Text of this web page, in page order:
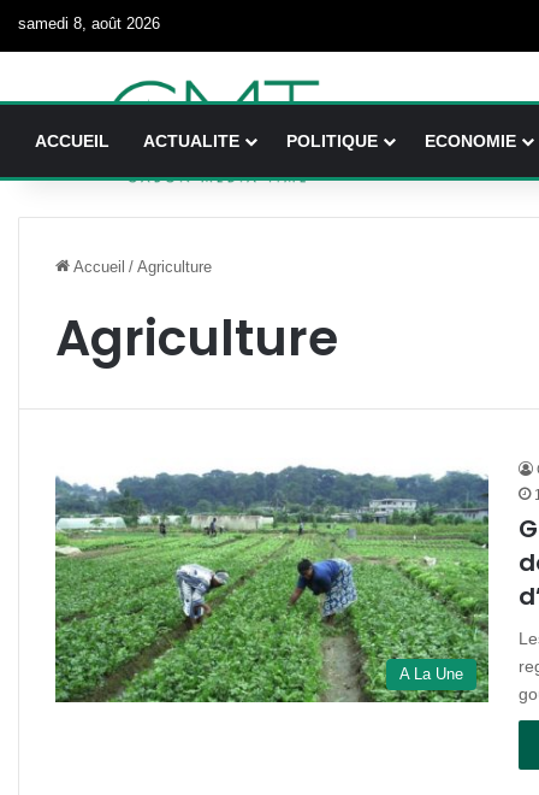
samedi 8, août 2026
ACCUEIL ACTUALITE POLITIQUE ECONOMIE
Accueil / Agriculture
Agriculture
A La Une